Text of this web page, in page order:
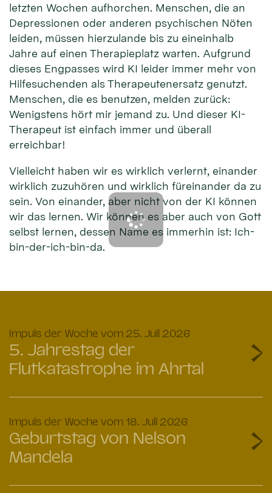
© Erzbistum Köln
letzten Wochen aufhorchen. Menschen, die an
Depressionen oder anderen psychischen Nöten
leiden, müssen hierzulande bis zu eineinhalb
Jahre auf einen Therapieplatz warten. Aufgrund
dieses Engpasses wird KI leider immer mehr von
Hilfesuchenden als Therapeutenersatz genutzt.
Menschen, die es benutzen, melden zurück:
Wenigstens hört mir jemand zu. Und dieser KI-
Therapeut ist einfach immer und überall
erreichbar!
Vielleicht haben wir es wirklich verlernt, einander
wirklich zuzuhören und wirklich füreinander da zu
sein. Von einander, aber nicht von der KI können
wir das lernen. Wir können es aber auch von Gott
selbst lernen, dessen Name es immerhin ist: Ich-
bin-der-ich-bin-da.
Impuls der Woche vom 25. Juli 2026
5. Jahrestag der
Flutkatastrophe im Ahrtal
Impuls der Woche vom 18. Juli 2026
Geburtstag von Nelson
Mandela